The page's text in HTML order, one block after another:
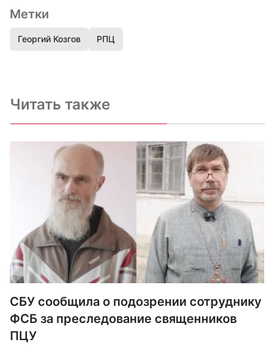
Метки
Георгий Козгов РПЦ
Читать также
СБУ сообщила о подозрении сотруднику
ФСБ за преследование священников
ПЦУ